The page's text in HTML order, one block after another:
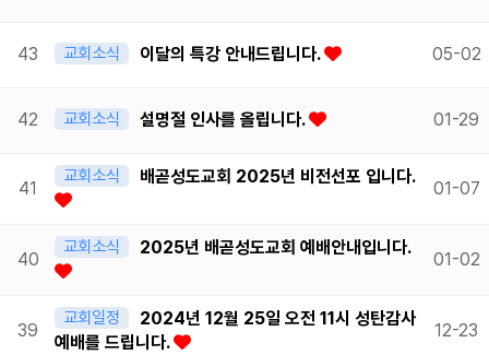
43 교회소식 이달의 특강 안내드립니다. 05-02
42 교회소식 설명절 인사를 올립니다. 01-29
41
교회소식 배곧성도교회 2025년 비전선포 입니다.
01-07
40
교회소식 2025년 배곧성도교회 예배안내입니다.
01-02
39
교회일정
2024년 12월 25일 오전 11시 성탄감사
예배를 드립니다.
12-23